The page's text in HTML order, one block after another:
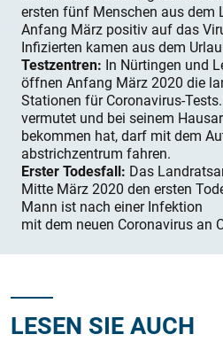
ersten fünf Menschen aus dem
Anfang März positiv auf das
Infizierten kamen aus dem
Testzentren: In Nürtingen und
öffnen Anfang März 2020 die
Stationen für Coronavirus-
vermutet und bei seinem
bekommen hat, darf mit dem
abstrichzentrum fahren.
Erster Todesfall: Das
Mitte März 2020 den ersten
Mann ist nach einer Infektion
mit dem neuen Coronavirus an
LESEN SIE AUCH